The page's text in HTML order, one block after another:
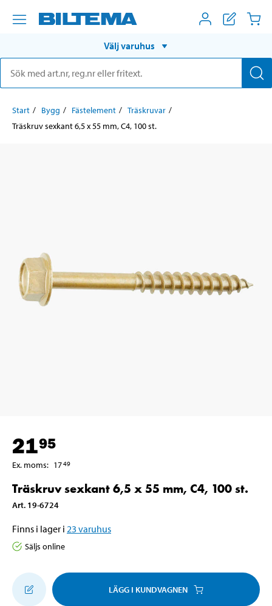
Välj varuhus
Start Bygg Fästelement
Träskruvar
Träskruv sexkant 6,5 x 55 mm, C4, 100 st.
2195
Ex. moms: 1749
Träskruv sexkant 6,5 x 55 mm, C4, 100 st.
Art. 19-6724
Finns i lager i 23 varuhus
Säljs online
LÄGG I KUNDVAGNEN